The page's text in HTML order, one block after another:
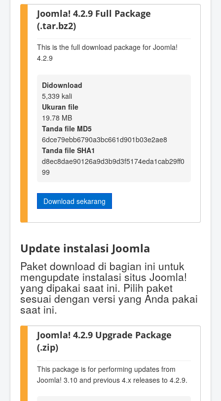
Joomla! 4.2.9 Full Package
(.tar.bz2)
This is the full download package for Joomla!
4.2.9
Didownload
5,339 kali
Ukuran file
19.78 MB
Tanda file MD5
6dce79ebb6790a3bc661d901b03e2ae8
Tanda file SHA1
d8ec8dae90126a9d3b9d3f5174eda1cab29ff0
99
Download sekarang
Update instalasi Joomla
Paket download di bagian ini untuk
mengupdate instalasi situs Joomla!
yang dipakai saat ini. Pilih paket
sesuai dengan versi yang Anda pakai
saat ini.
Joomla! 4.2.9 Upgrade Package
(.zip)
This package is for performing updates from
Joomla! 3.10 and previous 4.x releases to 4.2.9.